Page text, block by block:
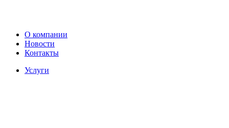
О компании
Новости
Контакты
Услуги